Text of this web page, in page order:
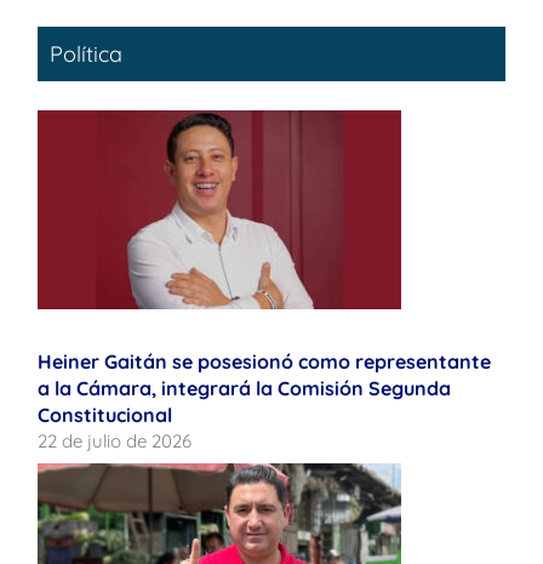
Política
Heiner Gaitán se posesionó como representante
a la Cámara, integrará la Comisión Segunda
Constitucional
22 de julio de 2026